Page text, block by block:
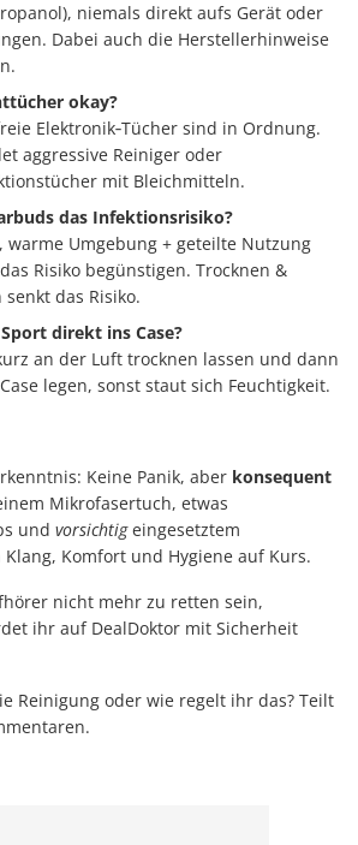
niemals direkt aufs Gerät oder
Dabei auch die Herstellerhinweise
okay?
Elektronik‑Tücher sind in Ordnung.
aggressive Reiniger oder
mit Bleichmitteln.
das Infektionsrisiko?
warme Umgebung + geteilte Nutzung
Risiko begünstigen. Trocknen &
das Risiko.
direkt ins Case?
an der Luft trocknen lassen und dann
legen, sonst staut sich Feuchtigkeit.
Keine Panik, aber konsequent
Mikrofasertuch, etwas
und vorsichtigeingesetztem
Komfort und Hygiene auf Kurs.
nicht mehr zu retten sein,
ihr auf DealDoktor mit Sicherheit
Reinigung oder wie regelt ihr das? Teilt